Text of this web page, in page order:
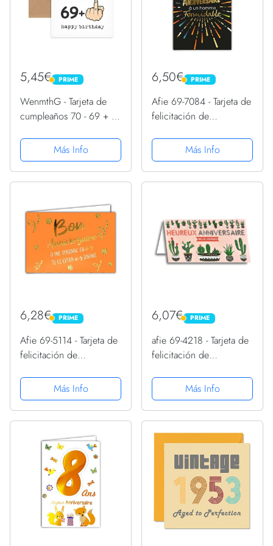
5,45€ PRIME
PRIME
WenmthG - Tarjeta de
cumpleaños 70 - 69 + 1 -
cumpleaños con dedo
medio - Regalo para
mujer, hombre - Happy
Más Info
6,50€ PRIME
PRIME
Afie 69-7084 - Tarjeta de
felicitación de
hombre, fantástico fuego
artificial, dorado y
negro, fabricada en
Más Info
6,28€ PRIME
PRIME
Afie 69-5114 - Tarjeta de
felicitación de
persona en oro, diseño
de confeti, color dorado
brillante
Más Info
6,07€ PRIME
PRIME
afie 69-4218 - Tarjeta de
felicitación de
lentejuelas de cactus y
plantas, diseño de
triángulo, diseño de
Más Info